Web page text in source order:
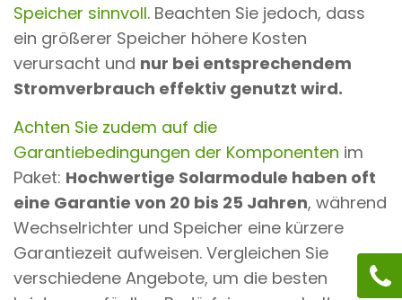
Speicher sinnvoll. Beachten Sie jedoch, dass
ein größerer Speicher höhere Kosten
verursacht und nur bei entsprechendem
Stromverbrauch effektiv genutzt wird.
Achten Sie zudem auf die
Garantiebedingungen der Komponenten im
Paket: Hochwertige Solarmodule haben oft
eine Garantie von 20 bis 25 Jahren, während
Wechselrichter und Speicher eine kürzere
Garantiezeit aufweisen. Vergleichen Sie
verschiedene Angebote, um die besten